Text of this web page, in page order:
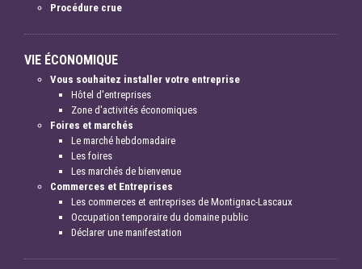
Procédure crue
VIE ÉCONOMIQUE
Vous souhaitez installer votre entreprise
Hôtel d'entreprises
Zone d'activités économiques
Foires et marchés
Le marché hebdomadaire
Les foires
Les marchés de bienvenue
Commerces et Entreprises
Les commerces et entreprises de Montignac-Lascaux
Occupation temporaire du domaine public
Déclarer une manifestation